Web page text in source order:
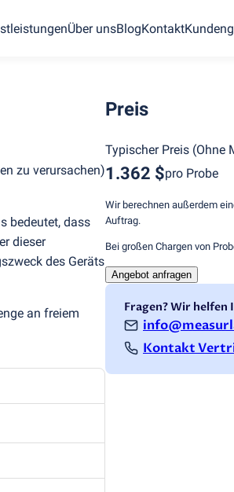
Über unsBlogKontakt
zu verursachen)
bedeutet, dass
dieser
des Geräts
an freiem
Preis
Typischer Preis (Ohne
1.362 $pro Probe
Wir berechnen außerdem
Auftrag.
Bei großen Chargen von
Angebot anfragen
Fragen? Wir helfen
Kontakt